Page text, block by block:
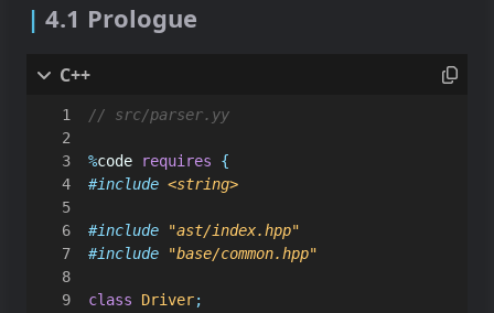
4.1 Prologue
%code requires
{
#include <string>
#include
"ast/index.hpp"
#include
"base/common.hpp"
class Driver;